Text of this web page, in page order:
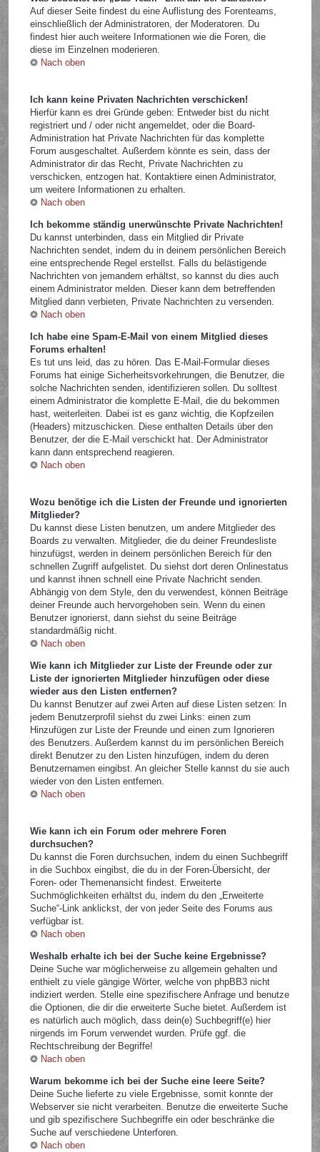
Auf dieser Seite findest du eine Auflistung des Forenteams,
einschließlich der Administratoren, der Moderatoren. Du
findest hier auch weitere Informationen wie die Foren, die
diese im Einzelnen moderieren.
Nach oben
Ich kann keine Privaten Nachrichten verschicken!
Hierfür kann es drei Gründe geben: Entweder bist du nicht
registriert und / oder nicht angemeldet, oder die Board-
Administration hat Private Nachrichten für das komplette
Forum ausgeschaltet. Außerdem könnte es sein, dass der
Administrator dir das Recht, Private Nachrichten zu
verschicken, entzogen hat. Kontaktiere einen Administrator,
um weitere Informationen zu erhalten.
Nach oben
Ich bekomme ständig unerwünschte Private Nachrichten!
Du kannst unterbinden, dass ein Mitglied dir Private
Nachrichten sendet, indem du in deinem persönlichen Bereich
eine entsprechende Regel erstellst. Falls du belästigende
Nachrichten von jemandem erhältst, so kannst du dies auch
einem Administrator melden. Dieser kann dem betreffenden
Mitglied dann verbieten, Private Nachrichten zu versenden.
Nach oben
Ich habe eine Spam-E-Mail von einem Mitglied dieses
Forums erhalten!
Es tut uns leid, das zu hören. Das E-Mail-Formular dieses
Forums hat einige Sicherheitsvorkehrungen, die Benutzer, die
solche Nachrichten senden, identifizieren sollen. Du solltest
einem Administrator die komplette E-Mail, die du bekommen
hast, weiterleiten. Dabei ist es ganz wichtig, die Kopfzeilen
(Headers) mitzuschicken. Diese enthalten Details über den
Benutzer, der die E-Mail verschickt hat. Der Administrator
kann dann entsprechend reagieren.
Nach oben
Wozu benötige ich die Listen der Freunde und ignorierten
Mitglieder?
Du kannst diese Listen benutzen, um andere Mitglieder des
Boards zu verwalten. Mitglieder, die du deiner Freundesliste
hinzufügst, werden in deinem persönlichen Bereich für den
schnellen Zugriff aufgelistet. Du siehst dort deren Onlinestatus
und kannst ihnen schnell eine Private Nachricht senden.
Abhängig von dem Style, den du verwendest, können Beiträge
deiner Freunde auch hervorgehoben sein. Wenn du einen
Benutzer ignorierst, dann siehst du seine Beiträge
standardmäßig nicht.
Nach oben
Wie kann ich Mitglieder zur Liste der Freunde oder zur
Liste der ignorierten Mitglieder hinzufügen oder diese
wieder aus den Listen entfernen?
Du kannst Benutzer auf zwei Arten auf diese Listen setzen: In
jedem Benutzerprofil siehst du zwei Links: einen zum
Hinzufügen zur Liste der Freunde und einen zum Ignorieren
des Benutzers. Außerdem kannst du im persönlichen Bereich
direkt Benutzer zu den Listen hinzufügen, indem du deren
Benutzernamen eingibst. An gleicher Stelle kannst du sie auch
wieder von den Listen entfernen.
Nach oben
Wie kann ich ein Forum oder mehrere Foren
durchsuchen?
Du kannst die Foren durchsuchen, indem du einen Suchbegriff
in die Suchbox eingibst, die du in der Foren-Übersicht, der
Foren- oder Themenansicht findest. Erweiterte
Suchmöglichkeiten erhältst du, indem du den „Erweiterte
Suche“-Link anklickst, der von jeder Seite des Forums aus
verfügbar ist.
Nach oben
Weshalb erhalte ich bei der Suche keine Ergebnisse?
Deine Suche war möglicherweise zu allgemein gehalten und
enthielt zu viele gängige Wörter, welche von phpBB3 nicht
indiziert werden. Stelle eine spezifischere Anfrage und benutze
die Optionen, die dir die erweiterte Suche bietet. Außerdem ist
es natürlich auch möglich, dass dein(e) Suchbegriff(e) hier
nirgends im Forum verwendet wurden. Prüfe ggf. die
Rechtschreibung der Begriffe!
Nach oben
Warum bekomme ich bei der Suche eine leere Seite?
Deine Suche lieferte zu viele Ergebnisse, somit konnte der
Webserver sie nicht verarbeiten. Benutze die erweiterte Suche
und gib spezifischere Suchbegriffe ein oder beschränke die
Suche auf verschiedene Unterforen.
Nach oben